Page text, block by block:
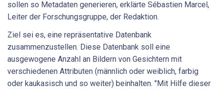
sollen so Metadaten generieren, erklärte Sébastien Marcel,
Leiter der Forschungsgruppe, der Redaktion.
Ziel sei es, eine repräsentative Datenbank
zusammenzustellen. Diese Datenbank soll eine
ausgewogene Anzahl an Bildern von Gesichtern mit
verschiedenen Attributen (männlich oder weiblich, farbig
oder kaukasisch und so weiter) beinhalten. "Mit Hilfe dieser